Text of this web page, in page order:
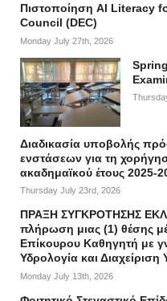
Πιστοποίηση AI Literacy
Council (DEC)
Monday July 27th, 2026
Διαδικασία υποβολής
ενστάσεων για τη
ακαδημαϊκού έτους 2025-
Thursday July 23rd, 2026
ΠΡΑΞΗ ΣΥΓΚΡΟΤΗΣΗΣ
πλήρωση μιας (1) θέσης
Επίκουρου Καθηγητή με
Υδρολογία και
Monday July 13th, 2026